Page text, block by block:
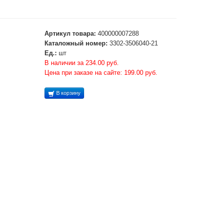
Артикул товара: 400000007288
Каталожный номер: 3302-3506040-21
Ед.: шт
В наличии за 234.00 руб.
Цена при заказе на сайте: 199.00 руб.
В корзину